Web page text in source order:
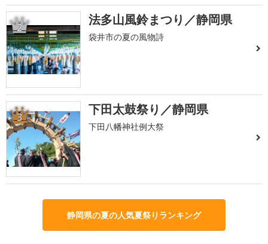
2 法多山風鈴まつり／静岡県
袋井市の夏の風物詩
3 下田太鼓祭り／静岡県
下田八幡神社例大祭
静岡県の夏の人気夏祭りランキング